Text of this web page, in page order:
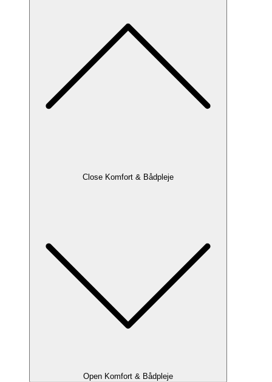
Close Komfort & Bådpleje
Open Komfort & Bådpleje